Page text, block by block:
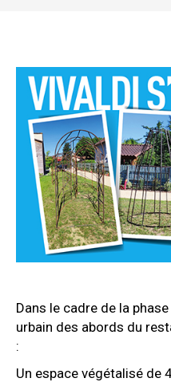
Dans le cadre de la
urbain des abords du
:
Un espace végétalisé de